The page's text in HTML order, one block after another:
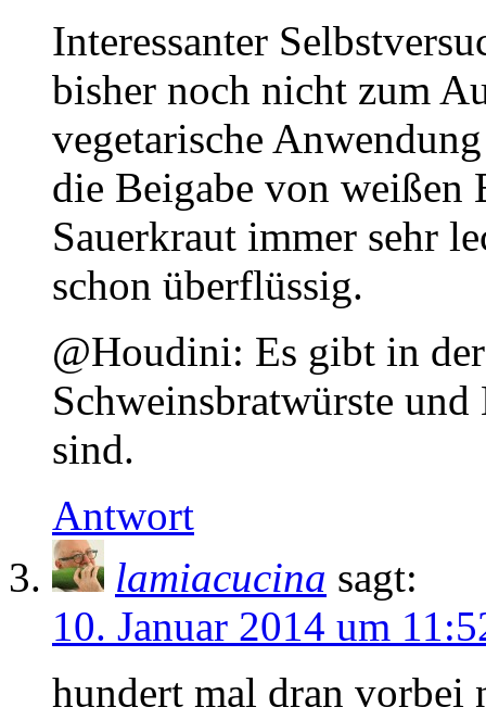
Interessanter
bisher noch nicht zum
vegetarische
die Beigabe von weißen
Sauerkraut immer sehr
schon überflüssig.
@Houdini: Es gibt in
Schweinsbratwürste
sind.
Antwort
lamiacucina sagt:
10. Januar 2014 um
hundert mal dran vorbei